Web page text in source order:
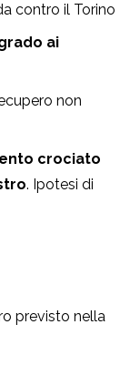
contro il Torino
ai
non
crociato
. Ipotesi di
previsto nella